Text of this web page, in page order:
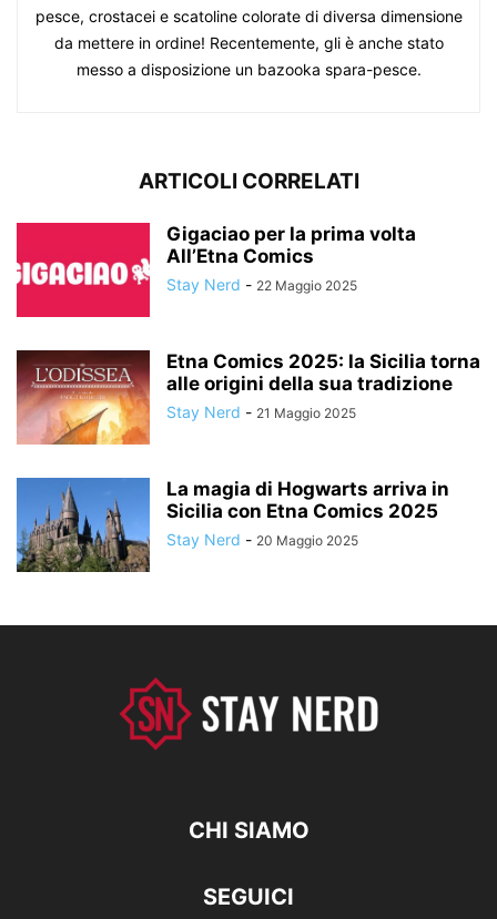
pesce, crostacei e scatoline colorate di diversa dimensione
da mettere in ordine! Recentemente, gli è anche stato
messo a disposizione un bazooka spara-pesce.
ARTICOLI CORRELATI
Gigaciao per la prima volta
All’Etna Comics
Stay Nerd - 22 Maggio 2025
Etna Comics 2025: la Sicilia torna
alle origini della sua tradizione
Stay Nerd - 21 Maggio 2025
La magia di Hogwarts arriva in
Sicilia con Etna Comics 2025
Stay Nerd - 20 Maggio 2025
CHI SIAMO
SEGUICI